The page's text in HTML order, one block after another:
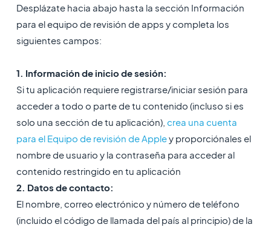
Desplázate hacia abajo hasta la sección Información
para el equipo de revisión de apps y completa los
siguientes campos:
1. Información de inicio de sesión:
Si tu aplicación requiere registrarse/iniciar sesión para
acceder a todo o parte de tu contenido (incluso si es
solo una sección de tu aplicación), crea una cuenta
para el Equipo de revisión de Appley proporciónales el
nombre de usuario y la contraseña para acceder al
contenido restringido en tu aplicación
2. Datos de contacto:
El nombre, correo electrónico y número de teléfono
(incluido el código de llamada del país al principio) de la